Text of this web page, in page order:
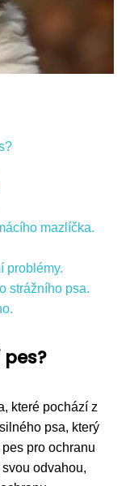
mazlíčka.
problémy.
strážního psa.
které pochází z
psa, který
pro ochranu
odvahou,